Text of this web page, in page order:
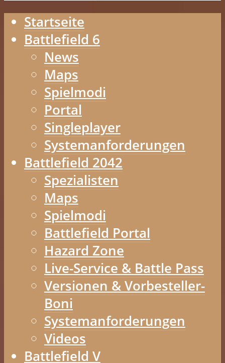
Startseite
Battlefield 6
News
Maps
Spielmodi
Portal
Singleplayer
Systemanforderungen
Battlefield 2042
Spezialisten
Maps
Spielmodi
Battlefield Portal
Hazard Zone
Live-Service & Battle Pass
Versionen & Vorbesteller-
Boni
Systemanforderungen
Videos
Battlefield V